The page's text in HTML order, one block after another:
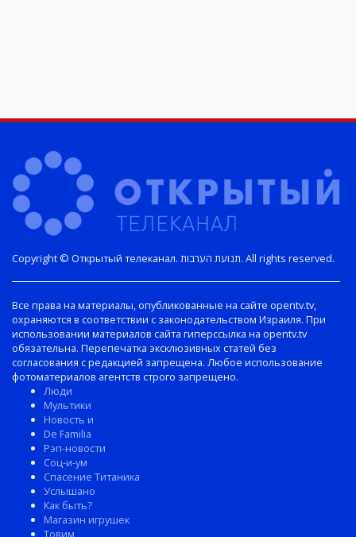
Copyright © Открытый телеканал. תנועת הערבות. All rights reserved.
Все права на материалы, опубликованные на сайте opentv.tv,
охраняются в соответствии с законодательством Израиля. При
использовании материалов сайта гиперссылка на opentv.tv
обязательна. Перепечатка эксклюзивных статей без
согласования с редакцией запрещена. Любое использование
фотоматериалов агентств строго запрещено.
Люди
Мультики
Новость и
De Familia
Рэп-новости
Соц-и-ум
Спасение Титаника
Услышано
Как быть?
Магазин игрушек
Товим